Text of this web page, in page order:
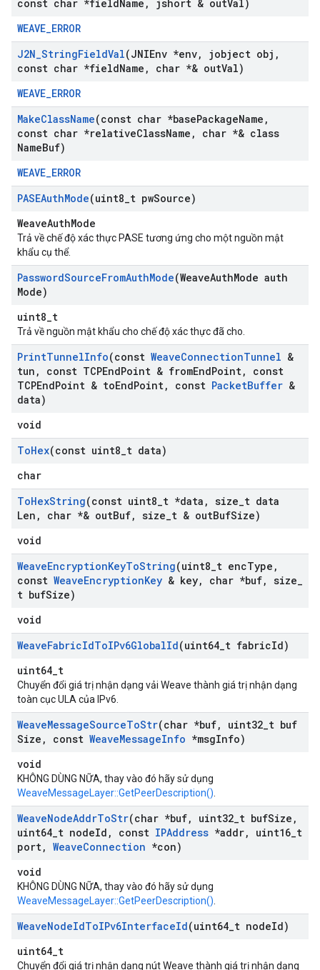
const char *field Name , jshort & outVal)
WEAVE_ERROR
J2N_StringFieldVal(JNIEnv *env, jobject obj ,
const char *fieldName , char *& outVal)
WEAVE_ERROR
MakeClassName(const char *basePackageName ,
const char *relativeClassName ,
char *& class
NameBuf)
WEAVE_ERROR
PASEAuthMode(uint8 t pwSource)
WeaveAuthMode
Trả về chế độ xác thực PASE tương ứng cho một nguồn mật
khẩu cụ thể.
PasswordSourceFromAuthMode(WeaveAuthMode auth
Mode)
uint8_t
Trả về nguồn mật khẩu cho chế độ xác thực đã cho.
PrintTunnelInfo(const WeaveConnectionTunnel &
tun , const TCPEndPoint & fromEndPoint,
const
TCPEndPoint & toEndPoint, const PacketBuffer &
data)
void
ToHex(const uint8 t data)
char
ToHexString(const uint8 t *data , size t data
Len , char *& outBuf, size t & outBufSize)
void
WeaveEncryptionKeyToString(uint8 t encType ,
const WeaveEncryptionKey & key, char *buf, size
t bufSize)
void
WeaveFabricIdToIPv6GlobalId(uint64 t fabricId)
uint64_t
Chuyển đổi giá trị nhận dạng vải Weave thành giá trị nhận dạng
toàn cục ULA của IPv6.
WeaveMessageSourceToStr(char *buf, uint32 t buf
Size , const WeaveMessageInfo *msgInfo)
void
KHÔNG DÙNG NỮA, thay vào đó hãy sử dụng
WeaveMessageLayer::GetPeerDescription()
WeaveNodeAddrToStr(char *buf, uint32 t bufSize ,
uint64 t nodeId , const IPAddress *addr, uint16 t
port, WeaveConnection *con)
void
KHÔNG DÙNG NỮA, thay vào đó hãy sử dụng
WeaveMessageLayer::GetPeerDescription()
WeaveNodeIdToIPv6InterfaceId(uint64 t nodeId)
uint64_t
Chuyển đổi giá trị nhận dạng nút Weave thành giá trị nhận dạng